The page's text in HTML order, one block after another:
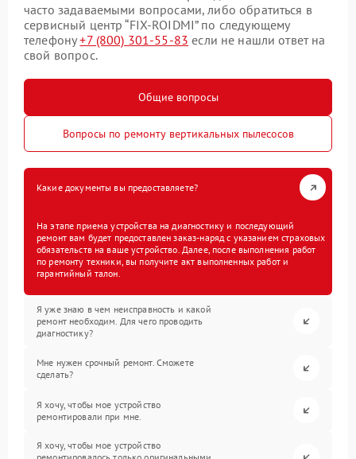
часто задаваемыми вопросами, либо обратиться в
сервисный центр “FIX-ROIDMI” по следующему
телефону+7 (800) 301-55-83 если не нашли ответ на
свой вопрос.
Общие вопросы
Вопросы по ремонту вертикальных пылесосов
Какие документы вы предоставляете?
На этапе приема устройства на диагностику и последующий
ремонт вам будет предоставлен заказ-наряд с указанием страховых
обязательств на ваше устройство. Далее, после выполнения работ
по ремонту техники, вы получите акт выполненных работ и
гарантийный талон.
Я уже знаю в чем неисправность и какой
ремонт необходим. Для чего проводить
диагностику?
Мне нужен срочный ремонт. Сможете
сделать?
Я хочу, чтобы мое устройство
ремонтировали при мне.
Я хочу, чтобы мое устройство